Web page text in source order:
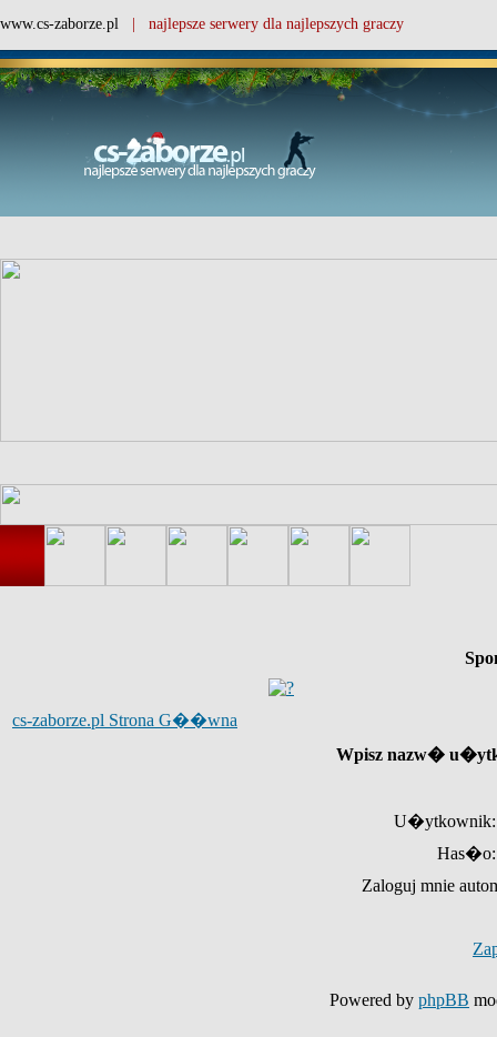
www.cs-zaborze.pl | najlepsze serwery dla najlepszych graczy
cs-zaborze.pl Strona G��wna
Wpisz nazw�
U�ytkownik:
Has�o:
Zaloguj mnie
Powered by phpBB